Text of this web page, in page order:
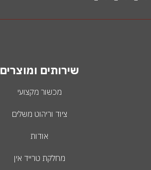
שירותים ומוצרים
מכשור מקצועי
ציוד וריהוט משלים
אודות
מחלקת טרייד אין